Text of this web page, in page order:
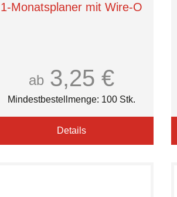
1-Monatsplaner mit Wire-O
ab 3,25 €
Mindestbestellmenge: 100 Stk.
Details